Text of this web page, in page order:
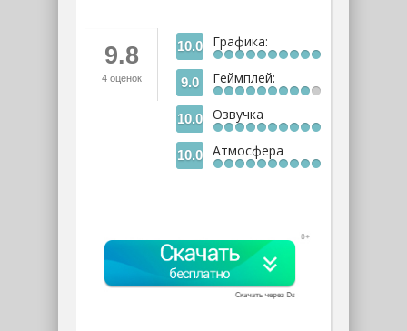
9.8
4оценок
10.0 Графика:
9.0 Геймплей:
10.0 Озвучка
10.0 Атмосфера